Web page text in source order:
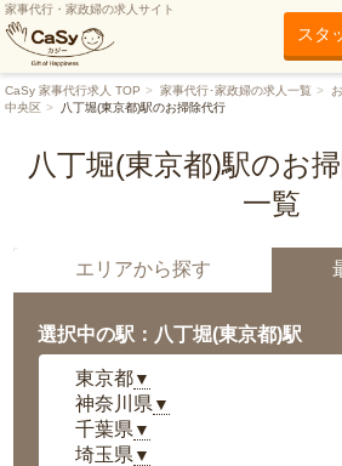
家事代行・家政婦の求人サイト
スタ
CaSy 家事代行求人 TOP 家事代行･家政婦の求人一覧
中央区
八丁堀(東京都)駅のお掃除代行
八丁堀(東京都)駅のお
一覧
エリアから探す
選択中の駅：八丁堀(東京都)駅
東京都▼
神奈川県 ▼
千葉県 ▼
埼玉県 ▼